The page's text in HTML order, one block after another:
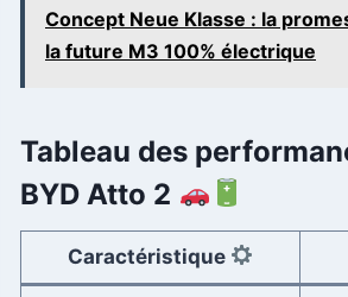
Concept Neue Klasse : la
la future M3 100% électrique
Tableau des
BYD Atto 2
Caractéristique